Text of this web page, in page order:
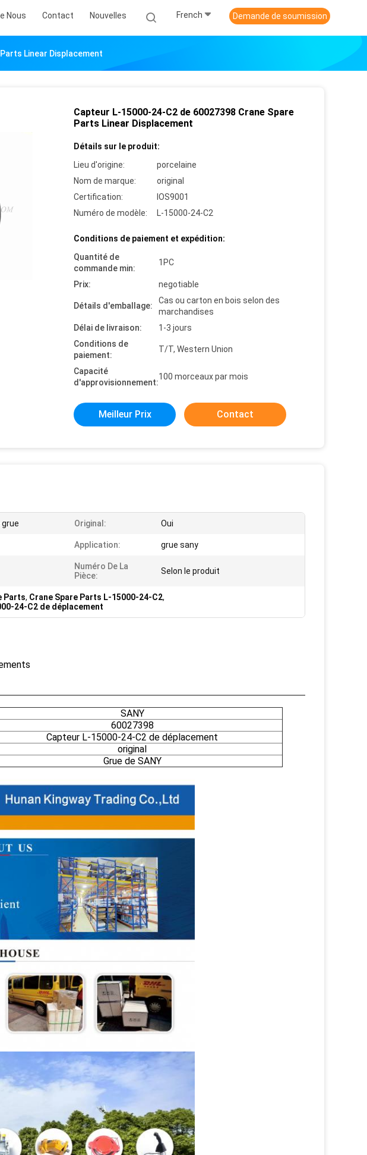
Nous Contact Nouvelles French Demande de soumission
Linear Displacement
Capteur L-15000-24-C2 de 60027398 Crane Spare
Parts Linear Displacement
Détails sur le produit:
Lieu d'origine:
porcelaine
Nom de marque:
original
Certification:
IOS9001
Numéro de modèle:
L-15000-24-C2
Conditions de paiement et expédition:
Quantité de
commande min:
1PC
Prix: negotiable
Détails d'emballage:
Cas ou carton en bois selon des
marchandises
Délai de livraison:
1-3 jours
Conditions de
paiement:
T/T, Western Union
Capacité
d'approvisionnement:
100 morceaux par mois
Meilleur Prix Contact
grue Original: Oui
Application: grue sany
Numéro De La
Pièce:
Selon le produit
Parts, Crane Spare Parts L-15000-24-C2,
24-C2 de déplacement
SANY
60027398
Capteur L-15000-24-C2 de déplacement
original
Grue de SANY